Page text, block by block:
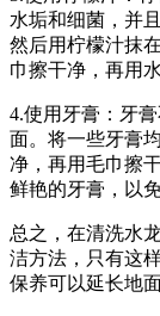
水垢和细菌，并
然后用柠檬汁抹
巾擦干净，再用
4.使用牙膏：牙
面。将一些牙膏
净，再用毛巾擦
鲜艳的牙膏，以
总之，在清洗水
洁方法，只有这
保养可以延长地